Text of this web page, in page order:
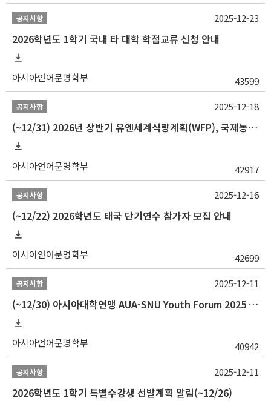
공지사항
2026학년도 1학기 국내 타 대학 학점교류 신청 안내
아시아언어문명학부 43599
2025-12-23
공지사항
(~12/31) 2026년 상반기 유엔세계식량계획(WFP), 국제농업개발기금(IFAD) 및 유엔아동기금(UNICEF) 인턴십 프로그램 참가자 모집
아시아언어문명학부 42917
2025-12-18
공지사항
(~12/22) 2026학년도 태국 단기연수 참가자 모집 안내
아시아언어문명학부 42699
2025-12-16
공지사항
(~12/30) 아시아대학연맹 AUA-SNU Youth Forum 2025 참가자 선발 안내
아시아언어문명학부 40942
2025-12-11
공지사항
2026학년도 1학기 특별수강생 선발계획 알림(~12/26)
2025-12-11